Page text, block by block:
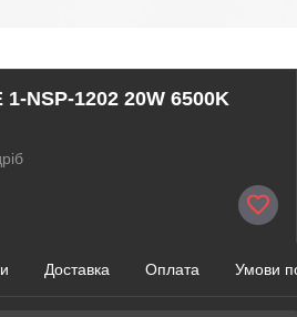
NSP-1202 20W 6500K
Доставка Оплата Умови